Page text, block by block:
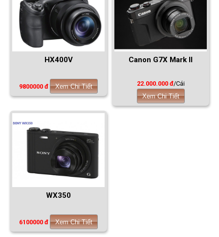
HX400V
9800000 đ Xem Chi Tiết
Canon G7X Mark II
22.000.000 đ/Cái
Xem Chi Tiết
WX350
6100000 đ Xem Chi Tiết